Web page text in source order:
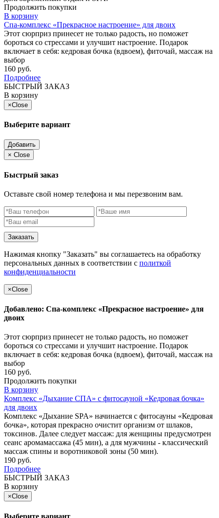
Продолжить покупки
В корзину
Спа-комплекс «Прекрасное настроение» для двоих
Этот сюрприз принесет не только радость, но поможет
бороться со стрессами и улучшит настроение. Подарок
включает в себя: кедровая бочка (вдвоем), фиточай, массаж на
выбор
160 руб.
Подробнее
БЫСТРЫЙ ЗАКАЗ
В корзину
×Close
Выберите вариант
Добавить
× Close
Быстрый заказ
Оставьте свой номер телефона и мы перезвоним вам.
Заказать
Нажимая кнопку "Заказать" вы соглашаетесь на обработку
персональных данных в соответствии с политкой
конфиденциальности
×Close
Добавлено: Спа-комплекс «Прекрасное настроение» для
двоих
Этот сюрприз принесет не только радость, но поможет
бороться со стрессами и улучшит настроение. Подарок
включает в себя: кедровая бочка (вдвоем), фиточай, массаж на
выбор
160 руб.
Продолжить покупки
В корзину
Комплекс «Дыхание СПА» с фитосауной «Кедровая бочка»
для двоих
Комплекс «Дыхание SPA» начинается с фитосауны «Кедровая
бочка», которая прекрасно очистит организм от шлаков,
токсинов. Далее следует массаж: для женщины предусмотрен
сеанс аромамассажа (45 мин), а для мужчины - классический
массаж спины и воротниковой зоны (50 мин).
190 руб.
Подробнее
БЫСТРЫЙ ЗАКАЗ
В корзину
×Close
Выберите вариант